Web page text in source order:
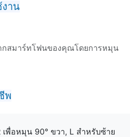
งาน
กสมาร์ทโฟนของคุณโดยการหมุน
พ
เพื่อหมุน 90° ขวา, L สำหรับซ้าย